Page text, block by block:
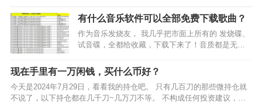
有什么音乐软件可以全部免费下载歌曲？
作为音乐发烧友， 我几乎把市面上所有的 发烧碟、
试音碟，全都给收藏，下载下来了！音质都是无损
的、有英文的。 大家可以看看这个音乐目录，大概
有30万张专辑。 有需要下载软件的朋友，可以双
击…
现在手里有一万闲钱，买什么币好？
今天是2024年7月29日，看看我的持仓吧。 只有几百刀的那些微持仓就
不说了，以下持仓都在几千刀~几万刀不等。 不构成任何投资建议，成